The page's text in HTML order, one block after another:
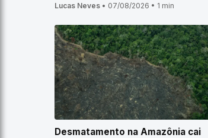
Lucas Neves • 07/08/2026 • 1 min
Desmatamento na Amazônia cai